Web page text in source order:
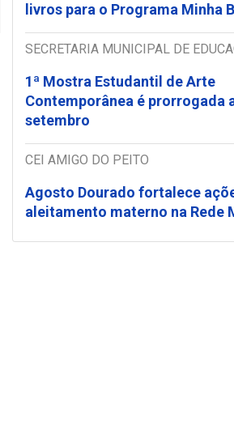
livros para o Programa Minha
SECRETARIA MUNICIPAL DE
1ª Mostra Estudantil de Arte
Contemporânea é prorrogada
setembro
CEI AMIGO DO PEITO
Agosto Dourado fortalece
aleitamento materno na Rede